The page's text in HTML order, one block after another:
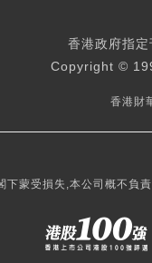
香港政府指
Copyright ©
香港財
蒙受損失,本公司概不負責